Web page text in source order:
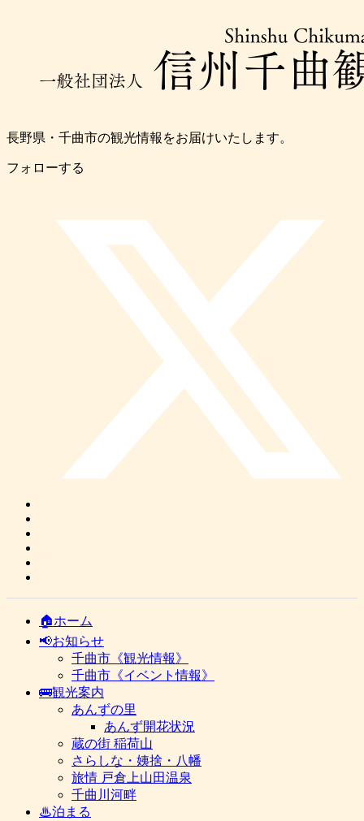
長野県・千曲市の観光情報をお届けいたします。
フォローする
🏠ホーム
📢お知らせ
千曲市《観光情報》
千曲市《イベント情報》
🚌観光案内
あんずの里
あんず開花状況
蔵の街 稲荷山
さらしな・姨捨・八幡
旅情 戸倉上山田温泉
千曲川河畔
♨泊まる